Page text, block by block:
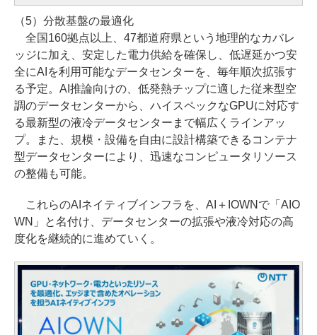
（5）分散基盤の最適化
全国160拠点以上、47都道府県という地理的なカバレ
ッジに加え、安定した電力供給を確保し、低遅延かつ安
全にAIを利用可能なデータセンターを、毎年順次拡張す
る予定。AI推論向けの、低発熱チップに適した従来型空
調のデータセンターから、ハイスペックなGPUに対応す
る最新型の液冷データセンターまで幅広くラインアッ
プ。また、規模・設備を自由に設計構築できるコンテナ
型データセンターにより、迅速なコンピュータリソース
の整備も可能。
これらのAIネイティブインフラを、AI＋IOWNで「AIO
WN」と名付け、データセンターの拡張や液冷対応の高
度化を継続的に進めていく。